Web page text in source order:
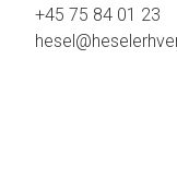
+45 75 84 01 23